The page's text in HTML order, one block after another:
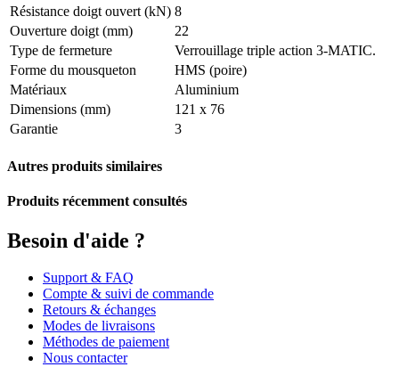
Résistance doigt ouvert (kN) 8
Ouverture doigt (mm)
22
Type de fermeture
Verrouillage triple action 3-MATIC.
Forme du mousqueton
HMS (poire)
Matériaux
Aluminium
Dimensions (mm)
121 x 76
Garantie
3
Autres produits similaires
Produits récemment consultés
Besoin d'aide ?
Support & FAQ
Compte & suivi de commande
Retours & échanges
Modes de livraisons
Méthodes de paiement
Nous contacter